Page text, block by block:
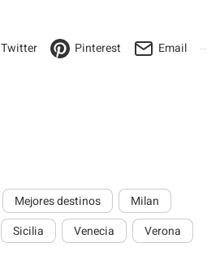
Twitter Pinterest Email
Mejores destinos
Milan
Sicilia Venecia Verona